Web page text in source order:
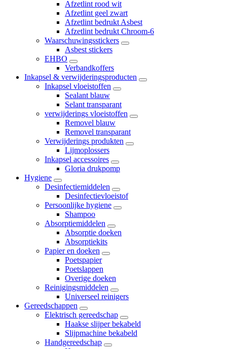
Afzetlint rood wit
Afzetlint geel zwart
Afzetlint bedrukt Asbest
Afzetlint bedrukt Chroom-6
Waarschuwingsstickers
Asbest stickers
EHBO
Verbandkoffers
Inkapsel & verwijderingsproducten
Inkapsel vloeistoffen
Sealant blauw
Selant transparant
verwijderings vloeistoffen
Removel blauw
Removel transparant
Verwijderings produkten
Lijmoplossers
Inkapsel accessoires
Gloria drukpomp
Hygiene
Desinfectiemiddelen
Desinfectievloeistof
Persoonlijke hygiene
Shampoo
Absorptiemiddelen
Absorptie doeken
Absorptiekits
Papier en doeken
Poetspapier
Poetslappen
Overige doeken
Reinigingsmiddelen
Universeel reinigers
Gereedschappen
Elektrisch gereedschap
Haakse slijper bekabeld
Slijpmachine bekabeld
Handgereedschap